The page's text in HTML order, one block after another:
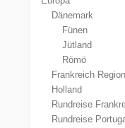
Dänemark
Fünen
Jütland
Römö
Frankreich
Holland
Rundreise
Rundreise